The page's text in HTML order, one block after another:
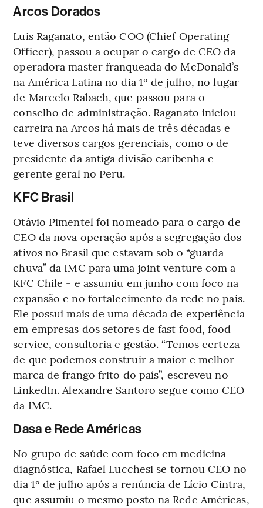
Arcos Dorados
Luis Raganato, então COO (Chief Operating
Officer), passou a ocupar o cargo de CEO da
operadora master franqueada do McDonald’s
na América Latina no dia 1º de julho, no lugar
de Marcelo Rabach, que passou para o
conselho de administração. Raganato iniciou
carreira na Arcos há mais de três décadas e
teve diversos cargos gerenciais, como o de
presidente da antiga divisão caribenha e
gerente geral no Peru.
KFC Brasil
Otávio Pimentel foi nomeado para o cargo de
CEO da nova operação após a segregação dos
ativos no Brasil que estavam sob o “guarda-
chuva” da IMC para uma joint venture com a
KFC Chile - e assumiu em junho com foco na
expansão e no fortalecimento da rede no país.
Ele possui mais de uma década de experiência
em empresas dos setores de fast food, food
service, consultoria e gestão. “Temos certeza
de que podemos construir a maior e melhor
marca de frango frito do país”, escreveu no
LinkedIn. Alexandre Santoro segue como CEO
da IMC.
Dasa e Rede Américas
No grupo de saúde com foco em medicina
diagnóstica, Rafael Lucchesi se tornou CEO no
dia 1º de julho após a renúncia de Lício Cintra,
que assumiu o mesmo posto na Rede Américas,